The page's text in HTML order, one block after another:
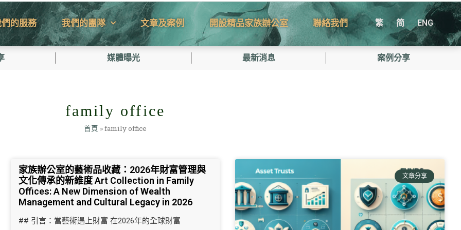
們的服務 我們的團隊 文章及案例 開設精品家族辦公室 聯絡我們 繁 简 ENG
媒體曝光 最新消息 案例分享
family office
首頁 »family office
家族辦公室的藝術品收藏：2026年財富管理與
文化傳承的新維度 Art Collection in Family
Offices: A New Dimension of Wealth
Management and Cultural Legacy in 2026
## 引言：當藝術遇上財富 在2026年的全球財富
文章分享